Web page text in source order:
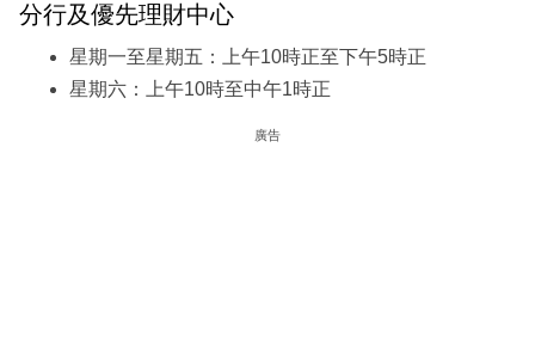
分行及優先理財中心
星期一至星期五：上午10時正至下午5時正
星期六：上午10時至中午1時正
廣告